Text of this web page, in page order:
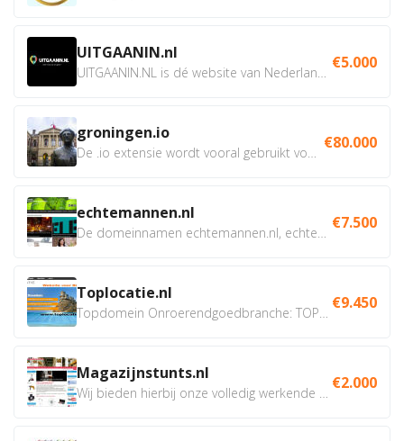
UITGAANIN.nl €5.000
groningen.io €80.000
echtemannen.nl €7.500
Toplocatie.nl €9.450
Magazijnstunts.nl €2.000